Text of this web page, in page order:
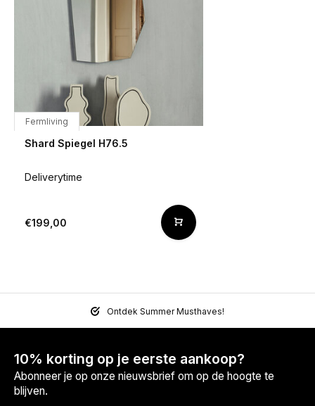
Fermliving
Shard Spiegel H76.5
Deliverytime
€199,00
Ontdek Summer Musthaves!
10% korting op je eerste aankoop?
Abonneer je op onze nieuwsbrief om op de hoogte te
blijven.